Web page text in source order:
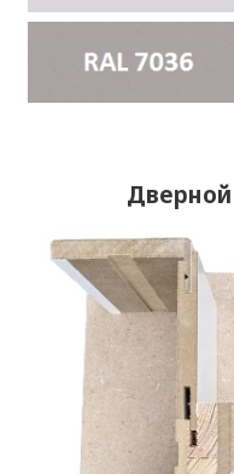
Дверной